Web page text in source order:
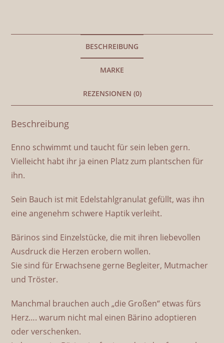
BESCHREIBUNG
MARKE
REZENSIONEN (0)
Beschreibung
Enno schwimmt und taucht für sein leben gern.
Vielleicht habt ihr ja einen Platz zum plantschen für
ihn.
Sein Bauch ist mit Edelstahlgranulat gefüllt, was ihn
eine angenehm schwere Haptik verleiht.
Bärinos sind Einzelstücke, die mit ihren liebevollen
Ausdruck die Herzen erobern wollen.
Sie sind für Erwachsene gerne Begleiter, Mutmacher
und Tröster.
Manchmal brauchen auch „die Großen“ etwas fürs
Herz…. warum nicht mal einen Bärino adoptieren
oder verschenken.